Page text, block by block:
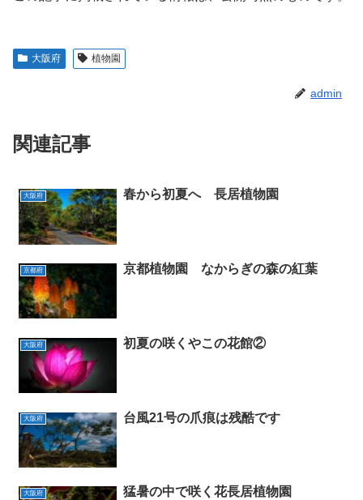
大阪府 植物園
admin
関連記事
大阪府 春から初夏へ 長居植物園
京都府 京都植物園 なからぎの森の紅葉
大阪府 初夏の咲くやこの花館②
大阪府 台風21号の爪痕は残酷です
大阪府 猛暑の中で咲く花長居植物園